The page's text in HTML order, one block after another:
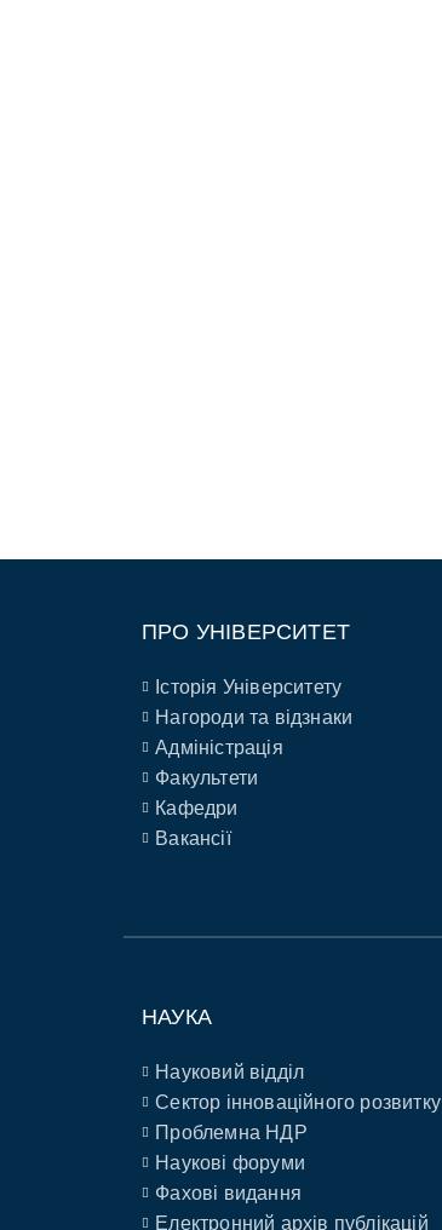
ПРО УНІВЕРСИТЕТ
Історія Університету
Нагороди та відзнаки
Адміністрація
Факультети
Кафедри
Вакансії
НАУКА
Науковий відділ
Сектор інноваційного розвитку
Проблемна НДР
Наукові форуми
Фахові видання
Електронний архів публікацій